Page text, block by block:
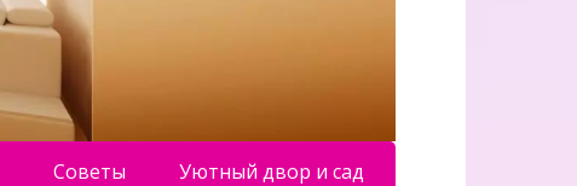
Советы Уютный двор и сад